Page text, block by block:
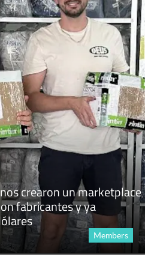
crearon un marketplace
fabricantes y ya
Members